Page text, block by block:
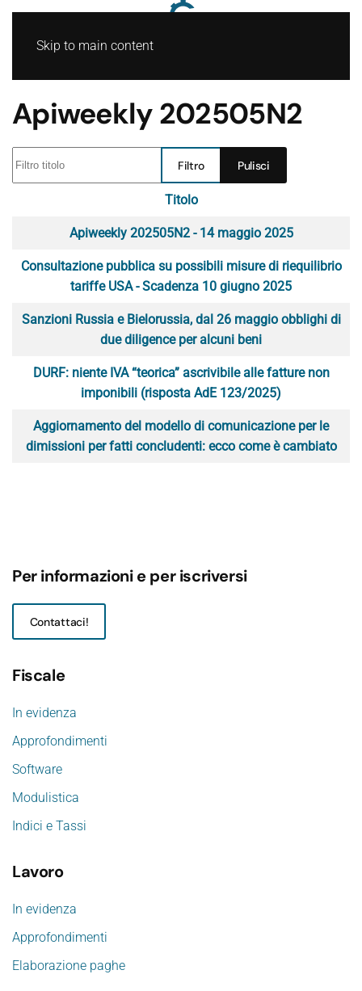
Skip to main content
Apiweekly 202505N2
Filtro Pulisci
Titolo
Apiweekly 202505N2 - 14 maggio 2025
Consultazione pubblica su possibili misure di riequilibrio
tariffe USA - Scadenza 10 giugno 2025
Sanzioni Russia e Bielorussia, dal 26 maggio obblighi di
due diligence per alcuni beni
DURF: niente IVA “teorica” ascrivibile alle fatture non
imponibili (risposta AdE 123/2025)
Aggiornamento del modello di comunicazione per le
dimissioni per fatti concludenti: ecco come è cambiato
Per informazioni e per iscriversi
Contattaci!
Fiscale
In evidenza
Approfondimenti
Software
Modulistica
Indici e Tassi
Lavoro
In evidenza
Approfondimenti
Elaborazione paghe